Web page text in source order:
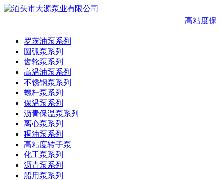
高粘度保
罗茨油泵系列
圆弧泵系列
齿轮泵系列
高温油泵系列
不锈钢泵系列
螺杆泵系列
保温泵系列
沥青保温泵系列
离心泵系列
稠油泵系列
高粘度转子泵
化工泵系列
沥青泵系列
船用泵系列